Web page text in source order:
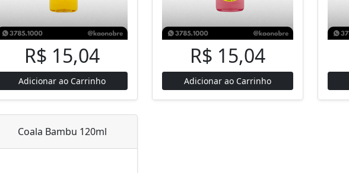
R$ 15,04
Adicionar ao Carrinho
R$ 15,04
Adicionar ao Carrinho
Coala Bambu 120ml